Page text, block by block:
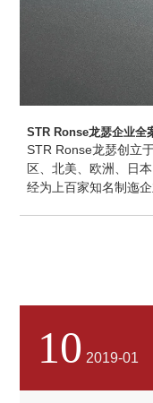
STR Ronse龙瑟企业全
STR Ronse龙瑟创立
区、北美、欧洲、日
经为上百家知名制迤
10 2019-01